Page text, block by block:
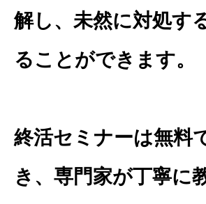
解し、未然に対処す
ることができます。
終活セミナーは無料
き、専門家が丁寧に